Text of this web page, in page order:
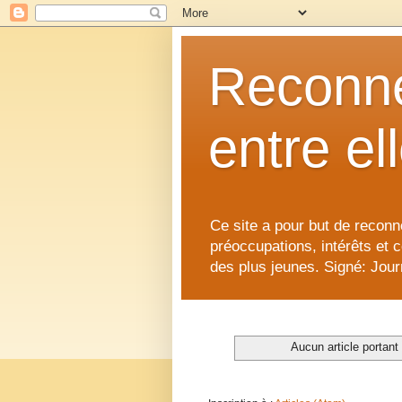
entre
Ce site a pour but de
préoccupations, intérêts et
des plus jeunes. Signé:
Aucun article portant